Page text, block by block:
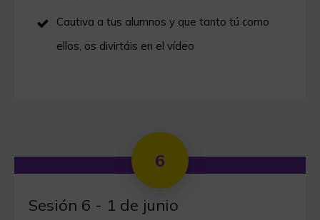
Cautiva a tus alumnos y que tanto tú como
ellos, os divirtáis en el vídeo
6
Sesión 6 - 1 de junio